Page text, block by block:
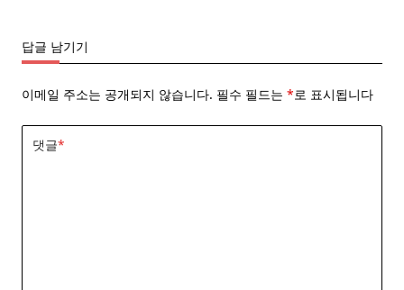
답글 남기기
이메일 주소는 공개되지 않습니다. 필수 필드는 *로 표시됩니다
댓글*